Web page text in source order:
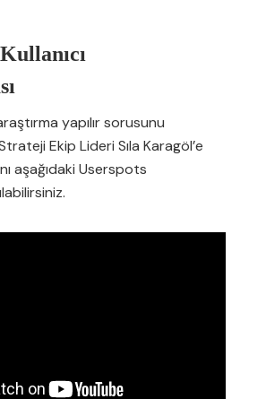
yapılır sorusunu
Ekip Lideri Sıla Karagöl’e
aşağıdaki Userspots